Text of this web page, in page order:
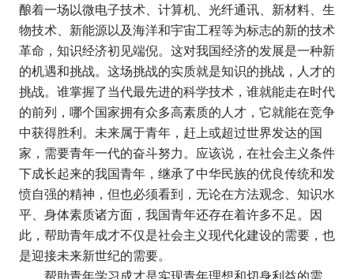
酿着一场以微电子技术、计算机、光纤通讯、新材料、生
物技术、新能源以及海洋和宇宙工程等为标志的新的技术
革命，知识经济初见端倪。这对我国经济的发展是一种新
的机遇和挑战。这场挑战的实质就是知识的挑战，人才的
挑战。谁掌握了当代最先进的科学技术，谁就能走在时代
的前列，哪个国家拥有众多高素质的人才，它就能在竞争
中获得胜利。未来属于青年，赶上或超过世界发达的国
家，需要青年一代的奋斗努力。应该说，在社会主义条件
下成长起来的我国青年，继承了中华民族的优良传统和发
愤自强的精神，但也必须看到，无论在方法观念、知识水
平、身体素质诸方面，我国青年还存在着许多不足。因
此，帮助青年成才不仅是社会主义现代化建设的需要，也
是迎接未来新世纪的需要。
帮助青年学习成才是实现青年理想和切身利益的需